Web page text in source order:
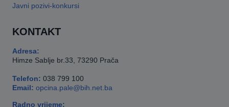
Javni pozivi-konkursi
KONTAKT
Adresa:
Himze Sablje br.33, 73290 Prača
Telefon: 038 799 100
Email: opcina.pale@bih.net.ba
Radno vrijeme: